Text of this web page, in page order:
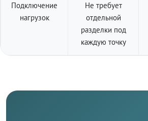
Подключение
нагрузок
Не требует
отдельной
разделки под
каждую точку